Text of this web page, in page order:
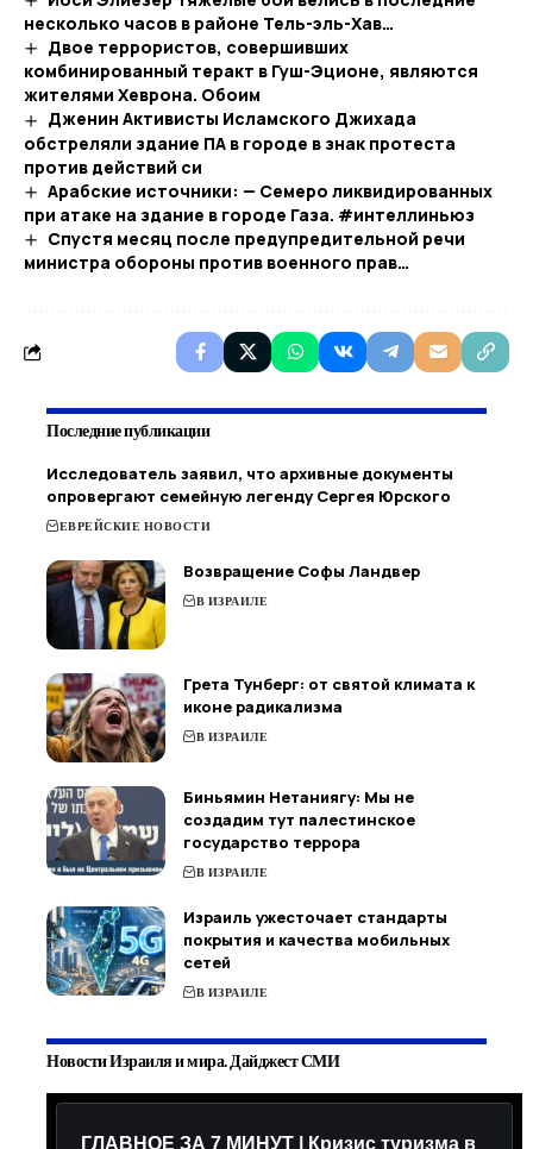
несколько часов в районе Тель-эль-Хав…​
Двое террористов, совершивших
комбинированный теракт в Гуш-Эционе, являются
жителями Хеврона. Обоим
Дженин Активисты Исламского Джихада
обстреляли здание ПА в городе в знак протеста
против действий си
Арабские источники: — Семеро ликвидированных
при атаке на здание в городе Газа. #интеллиньюз
Спустя месяц после предупредительной речи
министра обороны против военного прав…​
Последние публикации
Исследователь заявил, что архивные документы
опровергают семейную легенду Сергея Юрского
ЕВРЕЙСКИЕ НОВОСТИ
Возвращение Софы Ландвер
В ИЗРАИЛЕ
Грета Тунберг: от святой климата к
иконе радикализма
В ИЗРАИЛЕ
Биньямин Нетаниягу: Мы не
создадим тут палестинское
государство террора
В ИЗРАИЛЕ
Израиль ужесточает стандарты
покрытия и качества мобильных
сетей
В ИЗРАИЛЕ
Новости Израиля и мира. Дайджест СМИ